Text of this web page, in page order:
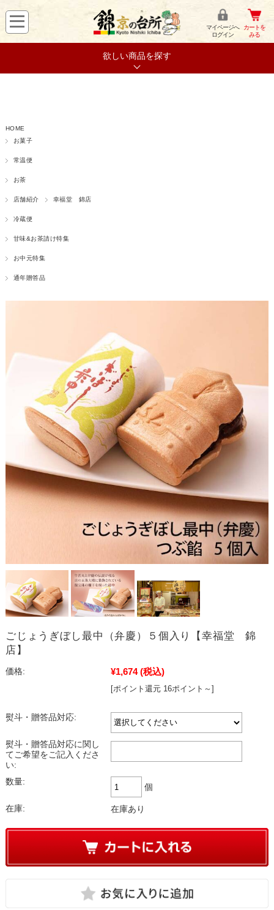
マイページへ
ログイン
カートを
みる
欲しい商品を探す
HOME
お菓子
常温便
お茶
店舗紹介 幸福堂 錦店
冷蔵便
甘味&お茶請け特集
お中元特集
通年贈答品
ごじょうぎぼし最中（弁慶）５個入り【幸福堂 錦
店】
価格: ¥1,674 (税込)
[ポイント還元 16ポイント～]
熨斗・贈答品対応:
熨斗・贈答品対応に関し
てご希望をご記入くださ
い:
数量:
個
在庫: 在庫あり